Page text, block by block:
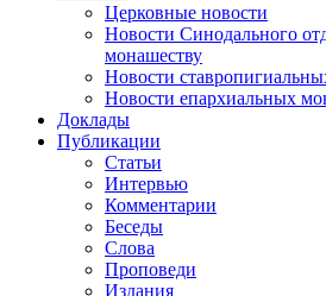
Церковные новости
Новости Синодального
монашеству
Новости
Новости епархиальных
Доклады
Публикации
Статьи
Интервью
Комментарии
Беседы
Слова
Проповеди
Издания